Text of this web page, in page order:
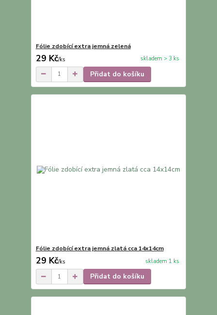
Fólie zdobící extra jemná zelená
29 Kč/ks skladem > 3 ks
Přidat do košíku
Fólie zdobící extra jemná zlatá cca 14x14cm
29 Kč/ks skladem 1 ks
Přidat do košíku